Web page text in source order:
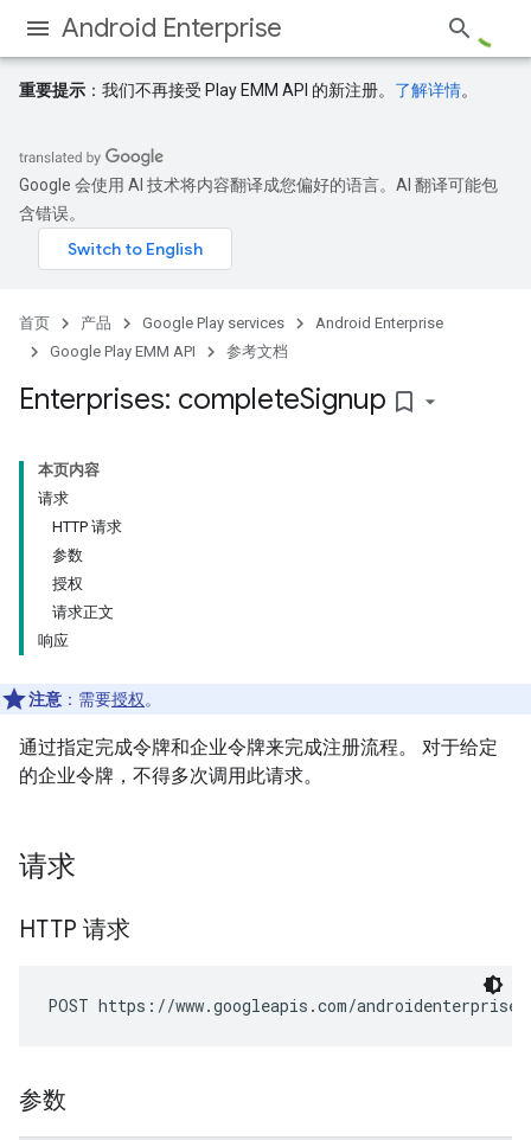
Android Enterprise
重要提示 ：我们不再接受 Play EMM API 的新注册。 了解详情。
Google 会使用 AI 技术将内容翻译成您偏好的语言。AI 翻译可能包
含错误。
首页 产品 Google Play services
Android Enterprise
Google Play EMM API
参考文档
Enterprises: completeSignup bookmark_border
本页内容
请求
HTTP 请求
参数
授权
请求正文
响应
注意 ：需要授权。
通过指定完成令牌和企业令牌来完成注册流程。 对于给定
的企业令牌，不得多次调用此请求。
请求
HTTP 请求
POST https://www.googleapis.com/
参数